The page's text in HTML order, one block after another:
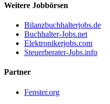
Weitere Jobbörsen
Bilanzbuchhalterjobs.de
Buchhalter-Jobs.net
Elektronikerjobs.com
Steuerberater-Jobs.info
Partner
Fenster.org